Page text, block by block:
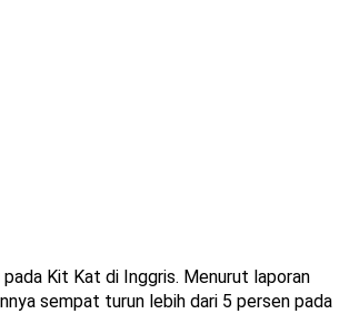
Kit Kat di Inggris. Menurut laporan
sempat turun lebih dari 5 persen pada